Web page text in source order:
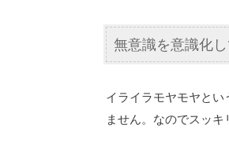
無意識を意識化し
イライラモヤモヤと
ません。なのでスッ